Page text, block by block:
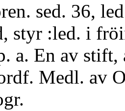
sed. 36,
styr :led. i
a. En av
Medl. av